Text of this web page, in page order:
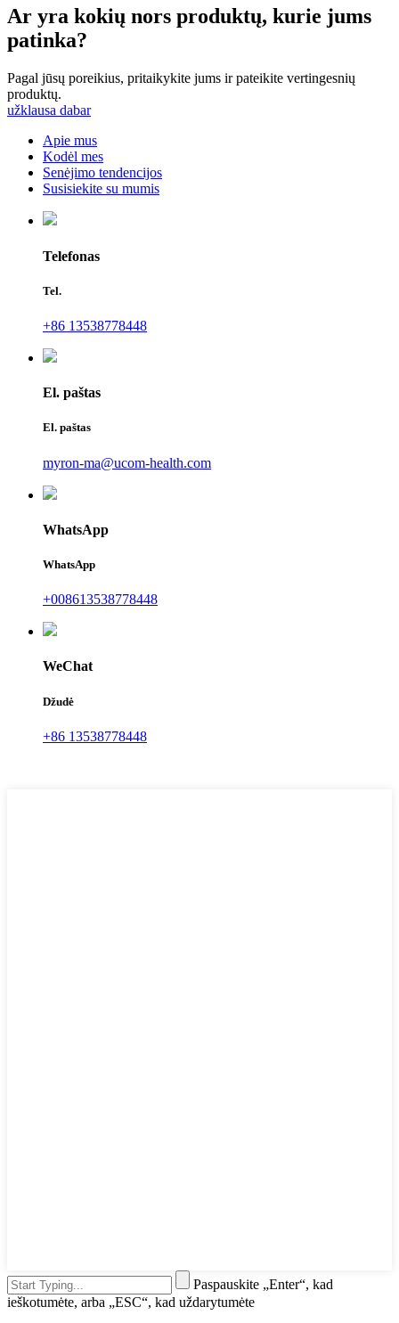
Ar yra kokių nors produktų, kurie jums
patinka?
Pagal jūsų poreikius, pritaikykite jums ir pateikite vertingesnių
produktų.
užklausa dabar
Apie mus
Kodėl mes
Senėjimo tendencijos
Susisiekite su mumis
Telefonas
Tel.
+86 13538778448
El. paštas
El. paštas
myron-ma@ucom-health.com
WhatsApp
WhatsApp
+008613538778448
WeChat
Džudė
+86 13538778448
Paspauskite „Enter“, kad
ieškotumėte, arba „ESC“, kad uždarytumėte